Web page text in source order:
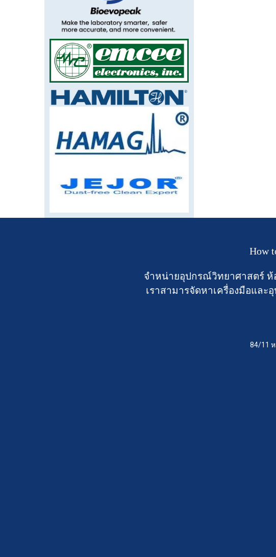
How
จำหน่ายอุปกรณ์วิทยาศาสตร์ ห้
เราสามารจัดหาเครื่องมือแล
84/11